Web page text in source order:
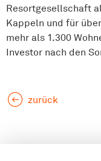
Resortgesellschaft
Kappeln und für
mehr als 1.300
Investor nach den
zurück